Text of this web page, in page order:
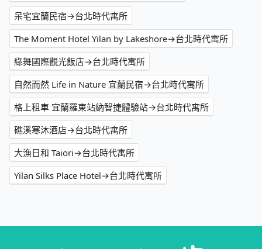
呆宅宜蘭民宿→台北時代寓所
The Moment Hotel Yilan by Lakeshore→台北時代寓所
綠舞國際觀光飯店→台北時代寓所
自然而然 Life in Nature 宜蘭民宿→台北時代寓所
格上租車 宜蘭羅東站納智捷體驗站→台北時代寓所
礁溪寒沐酒店→台北時代寓所
大漁日和 Taiori→台北時代寓所
Yilan Silks Place Hotel→台北時代寓所